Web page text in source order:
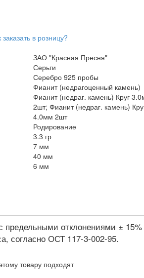
заказать в розницу?
ЗАО "Красная Пресня"
Серьги
Серебро 925 пробы
Фианит (недрагоценный камень)
Фианит (недраг. камень) Круг
2шт; Фианит (недраг. камень)
4.0мм 2шт
Родирование
3.3 гр
7 мм
40 мм
6 мм
предельными отклонениями ± 15%
согласно ОСТ 117-3-002-95.
товару подходят